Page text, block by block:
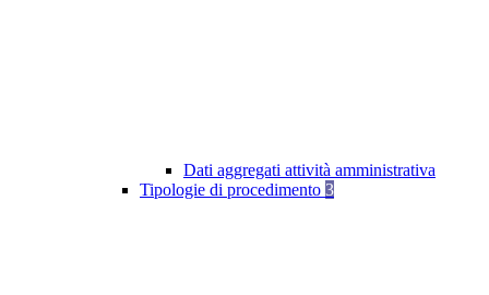
Dati aggregati attività amministrativa
Tipologie di procedimento 3